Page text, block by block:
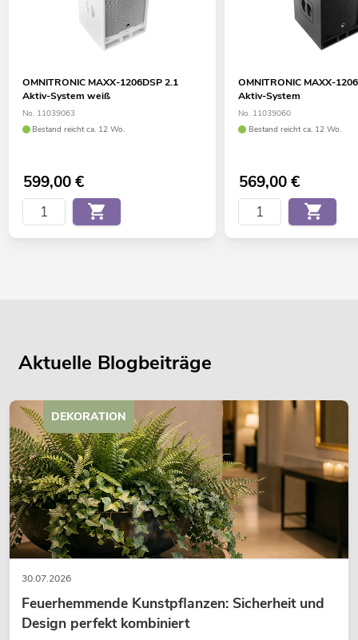
OMNITRONIC MAXX-1206DSP 2.1
Aktiv-System weiß
No. 11039063
Bestand reicht ca. 12 Wo.
599,00€
OMNITRONIC MAXX-
Aktiv-System
No. 11039060
Bestand reicht ca. 12 Wo.
569,00€
Aktuelle Blogbeiträge
30.07.2026
Feuerhemmende Kunstpflanzen: Sicherheit und
Design perfekt kombiniert
DEKORATION